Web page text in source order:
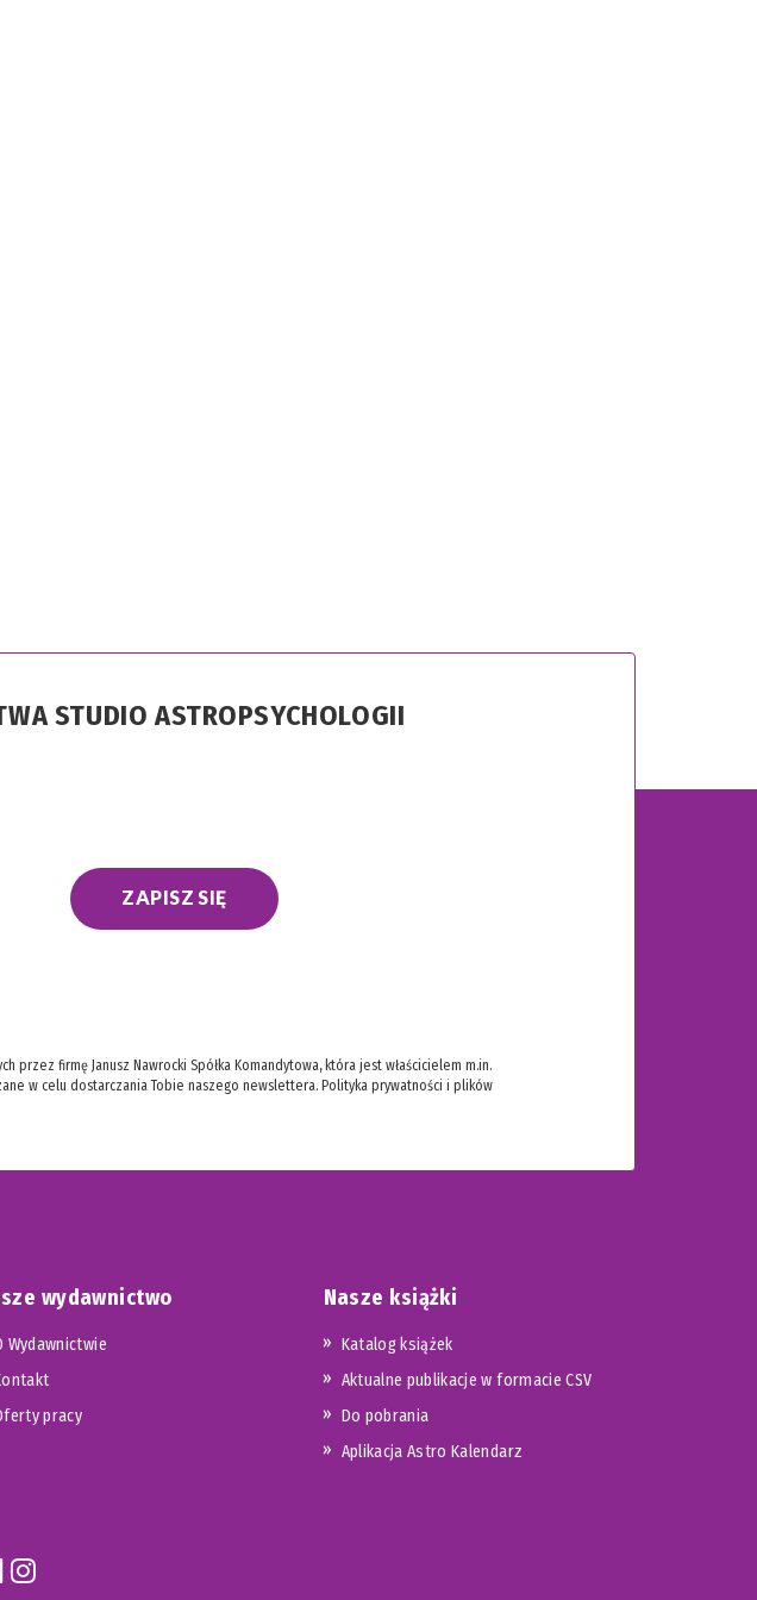
STUDIO ASTROPSYCHOLOGII
ZAPISZ SIĘ
firmę Janusz Nawrocki Spółka Komandytowa, która jest właścicielem m.in.
w celu dostarczania Tobie naszego newslettera. Polityka prywatności i plików
wydawnictwo
Wydawnictwie
pracy
Nasze książki
Katalog książek
Aktualne publikacje w formacie CSV
Do pobrania
Aplikacja Astro Kalendarz